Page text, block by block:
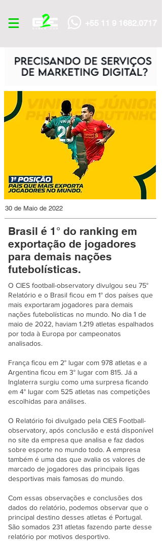
+55 11 9 1682.0717
30 de Maio de 2022
Brasil é 1° do ranking em
exportação de jogadores
para demais nações
futebolísticas.
O CIES football-observatory divulgou seu 75°
Relatório e o Brasil ficou em 1° dos países que
mais exportaram jogadores para demais
nações futebolísticas no mundo. No dia 1 de
maio de 2022, haviam 1.219 atletas espalhados
por toda à Europa por campeonatos
analisados.
França ficou em 2° lugar com 978 atletas e a
Argentina ficou em 3° lugar com 815. Já a
Inglaterra surgiu como uma surpresa ficando
em 4° lugar com 525 atletas nas competições
escolhidas para análises.
O Relatório foi divulgado pela CIES Football-
observatory, após conclusão e está disponível
no site da empresa que analisa e faz dados
sobre esporte no mundo todo. A empresa
também é uma das que avalia os valores de
marcado de jogadores das principais ligas
desportivas mais famosas do mundo.
Com essas observações e conclusões dos
dados do relatório, podemos observar que o
principal destino desses atletas é Portugal.
São somados 231 atletas fazendo parte desse
relatório por motivos desportivo.